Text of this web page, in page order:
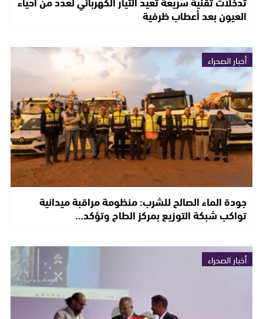
العيون بعد أعطاب ظرفية
أخبار الصحراء
جودة الماء الصالح للشرب: منظومة مراقبة ميدانية
تواكب شبكة التوزيع بمركز الطاح وتؤكد…
أخبار الصحراء